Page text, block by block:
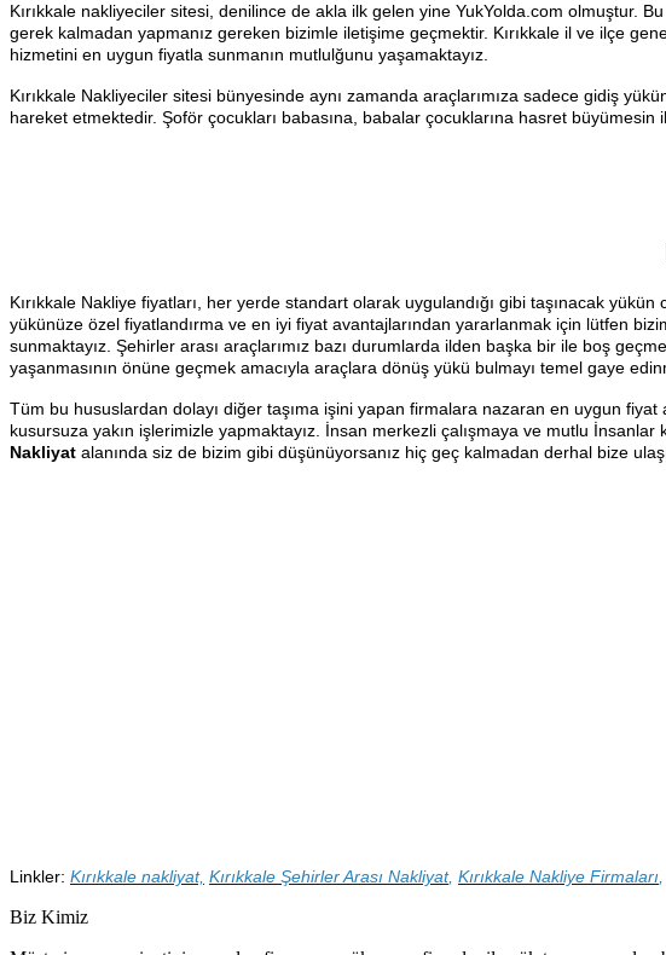
Kırıkkale nakliyeciler sitesi, denilince de akla ilk gelen yine YukYolda.com olmuştur.
gerek kalmadan yapmanız gereken bizimle iletişime geçmektir. Kırıkkale il ve ilçe
hizmetini en uygun fiyatla sunmanın mutlulğunu yaşamaktayız.
Kırıkkale Nakliyeciler sitesi bünyesinde aynı zamanda araçlarımıza sadece gidiş
hareket etmektedir. Şoför çocukları babasına, babalar çocuklarına hasret
Kırıkkale Nakliye fiyatları, her yerde standart olarak uygulandığı gibi taşınacak
yükünüze özel fiyatlandırma ve en iyi fiyat avantajlarından yararlanmak için lütfen
sunmaktayız. Şehirler arası araçlarımız bazı durumlarda ilden başka bir ile boş
yaşanmasının önüne geçmek amacıyla araçlara dönüş yükü bulmayı temel gaye
Tüm bu hususlardan dolayı diğer taşıma işini yapan firmalara nazaran en uygun fiyat
kusursuza yakın işlerimizle yapmaktayız. İnsan merkezli çalışmaya ve mutlu İnsanlar
Nakliyat alanında siz de bizim gibi düşünüyorsanız hiç geç kalmadan derhal bize
Linkler: Kırıkkale nakliyat, Kırıkkale Şehirler Arası Nakliyat, Kırıkkale Nakliye Firmaları
Biz Kimiz